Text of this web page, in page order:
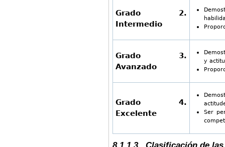
Grado 2.
Intermedio
Grado 3.
Avanzado
y
Grado 4.
Excelente
Ser
8.1.1.3. Clasificación de